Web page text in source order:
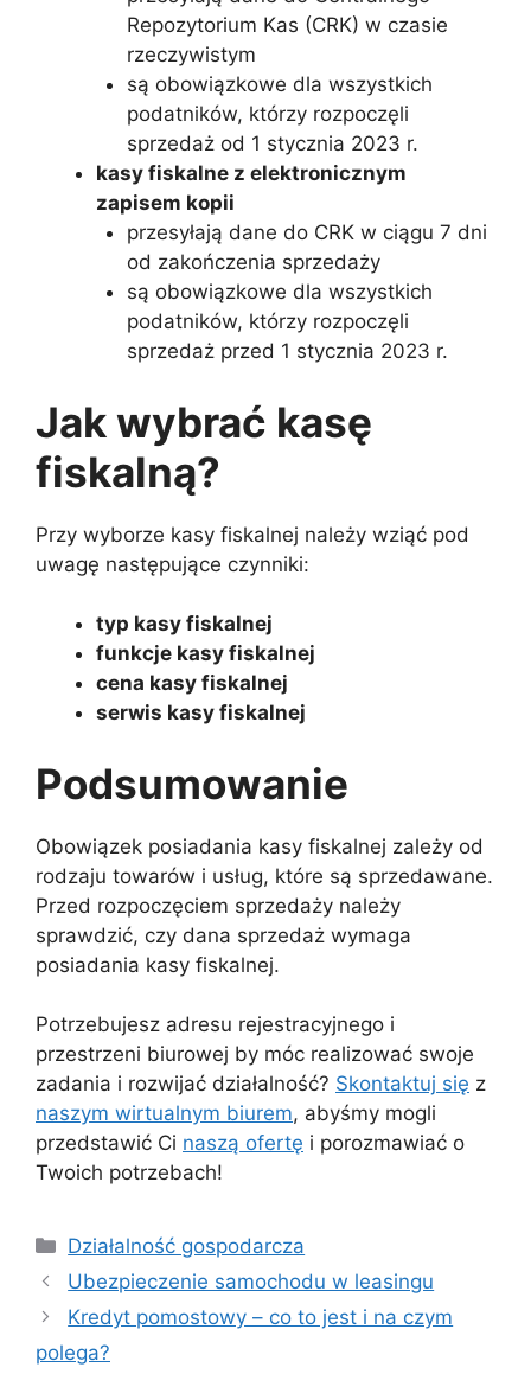
Repozytorium Kas (CRK) w czasie
rzeczywistym
są obowiązkowe dla wszystkich
podatników, którzy rozpoczęli
sprzedaż od 1 stycznia 2023 r.
kasy fiskalne z elektronicznym
zapisem kopii
przesyłają dane do CRK w ciągu 7 dni
od zakończenia sprzedaży
są obowiązkowe dla wszystkich
podatników, którzy rozpoczęli
sprzedaż przed 1 stycznia 2023 r.
Jak wybrać kasę
fiskalną?
Przy wyborze kasy fiskalnej należy wziąć pod
uwagę następujące czynniki:
typ kasy fiskalnej
funkcje kasy fiskalnej
cena kasy fiskalnej
serwis kasy fiskalnej
Podsumowanie
Obowiązek posiadania kasy fiskalnej zależy od
rodzaju towarów i usług, które są sprzedawane.
Przed rozpoczęciem sprzedaży należy
sprawdzić, czy dana sprzedaż wymaga
posiadania kasy fiskalnej.
Potrzebujesz adresu rejestracyjnego i
przestrzeni biurowej by móc realizować swoje
zadania i rozwijać działalność? Skontaktuj się z
naszym wirtualnym biurem, abyśmy mogli
przedstawić Ci naszą ofertę i porozmawiać o
Twoich potrzebach!
Kategorie
Działalność gospodarcza
Ubezpieczenie samochodu w leasingu
Kredyt pomostowy – co to jest i na czym
polega?